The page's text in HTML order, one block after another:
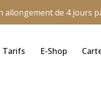
de 4 jours
Tarifs E-Shop